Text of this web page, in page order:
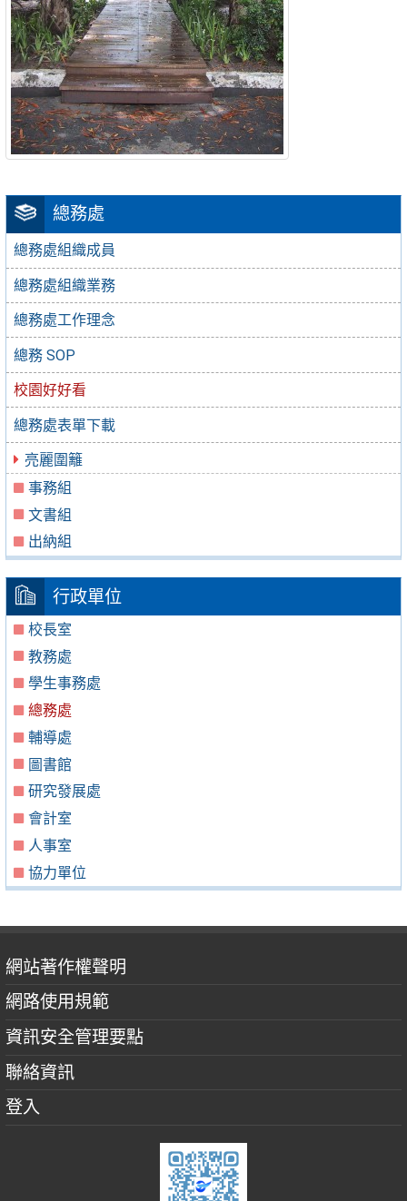
總務處
總務處組織成員
總務處組織業務
總務處工作理念
總務 SOP
校園好好看
總務處表單下載
亮麗圍籬
事務組
文書組
出納組
行政單位
校長室
教務處
學生事務處
總務處
輔導處
圖書館
研究發展處
會計室
人事室
協力單位
網站著作權聲明
網路使用規範
資訊安全管理要點
聯絡資訊
登入